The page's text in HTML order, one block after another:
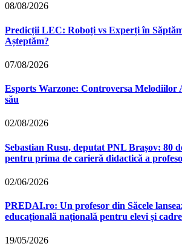
08/08/2026
Predicții LEC: Roboți vs Experți în
Așteptăm?
07/08/2026
Esports Warzone: Controversa Melodiilor
său
02/08/2026
Sebastian Rusu, deputat PNL Brașov: 80
pentru prima de carieră didactică a
02/06/2026
PREDAI.ro: Un profesor din Săcele
educațională națională pentru elevi și
19/05/2026